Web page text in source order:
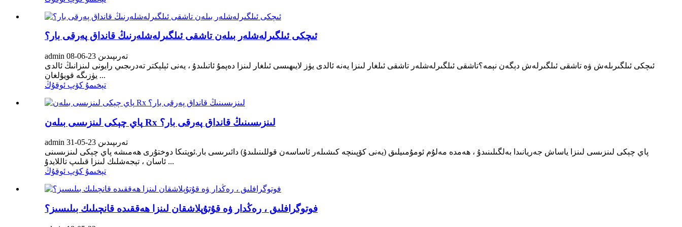
ئىچكى ئىلگىرلەشلەر بىلەن تاشقى ئىلگىرلەشلەرنىڭ قانداق پەرقى بار؟
admin تەرىپىدىن 23-06-08
ئىچكى ئىلگىرىلەش ۋە تاشقى ئىلگىرلەش دېگەن نېمە؟تاشقى ئىلگىرلەشلەر تاشقى ئىلغار لىنزا يەنە ئالدى يۈز لايىھىسى ئىلغار لىنزا دەپمۇ ئاتىلىدۇ ، يەنى ئېلېكتر تەدرىجىي رايونى لىنزانىڭ ئالدى
يۈزىگە قويۇلغان ...
تېخىمۇ كۆپ ئوقۇڭ
پاي چېكى لىنزىسى بىلەن Rx لىنزىسىنىڭ قانداق پەرقى بار؟
admin تەرىپىدىن 23-05-31
پاي چېكى لىنزىسى لىنزا ياساش جەريانىدا بەلگىلىنىدۇ ، ھەمدە مەلۇم ئومۇمىيلىق (يەنى كۆپىنچە كىشىلەر ئاساسەن قوللىنىلىدۇ) دائىرىسى بار.ئوپتىكا دوختۇرى ھەمىشە پاي چېكى لىنزىسىنى
ئاسان ، تېجەشلىك لىنزا قىلىپ تاللايدۇ ...
تېخىمۇ كۆپ ئوقۇڭ
فوتوگرافلىق ، رەڭدار ۋە قۇتۇپلاشقان لىنزا ھەققىدە قانچىلىك بىلىسىز؟